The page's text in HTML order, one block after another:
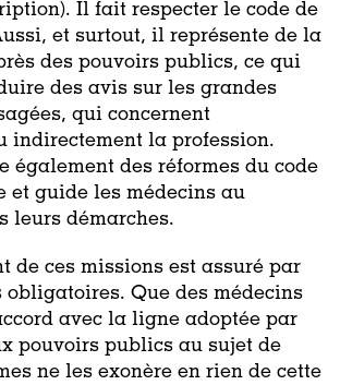
Il fait respecter le code de
et surtout, il représente de la
des pouvoirs publics, ce qui
des avis sur les grandes
qui concernent
indirectement la profession.
également des réformes du code
et guide les médecins au
leurs démarches.
de ces missions est assuré par
obligatoires. Que des médecins
avec la ligne adoptée par
pouvoirs publics au sujet de
ne les exonère en rien de cette